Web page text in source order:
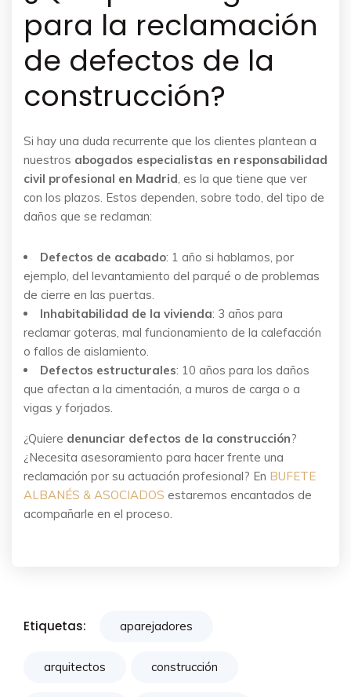
para la reclamación
de defectos de la
construcción?
Si hay una duda recurrente que los clientes plantean a
nuestros abogados especialistas en responsabilidad
civil profesional en Madrid, es la que tiene que ver
con los plazos. Estos dependen, sobre todo, del tipo de
daños que se reclaman:
Defectos de acabado: 1 año si hablamos, por
ejemplo, del levantamiento del parqué o de problemas
de cierre en las puertas.
Inhabitabilidad de la vivienda: 3 años para
reclamar goteras, mal funcionamiento de la calefacción
o fallos de aislamiento.
Defectos estructurales: 10 años para los daños
que afectan a la cimentación, a muros de carga o a
vigas y forjados.
¿Quiere denunciar defectos de la construcción?
¿Necesita asesoramiento para hacer frente una
reclamación por su actuación profesional? En BUFETE
ALBANÉS & ASOCIADOS estaremos encantados de
acompañarle en el proceso.
Etiquetas: aparejadores
arquitectos construcción